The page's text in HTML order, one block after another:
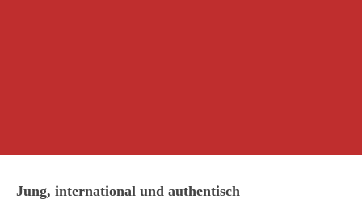
Jung, international und authentisch